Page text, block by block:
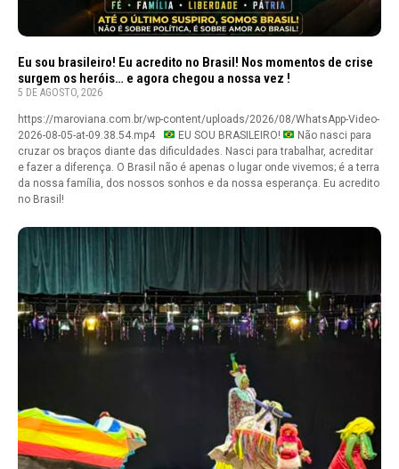
Eu sou brasileiro! Eu acredito no Brasil! Nos momentos de crise
surgem os heróis… e agora chegou a nossa vez !
5 DE AGOSTO, 2026
https://maroviana.com.br/wp-content/uploads/2026/08/WhatsApp-Video-
2026-08-05-at-09.38.54.mp4
EU SOU BRASILEIRO!
Não nasci para
cruzar os braços diante das dificuldades. Nasci para trabalhar, acreditar
e fazer a diferença. O Brasil não é apenas o lugar onde vivemos; é a terra
da nossa família, dos nossos sonhos e da nossa esperança. Eu acredito
no Brasil!